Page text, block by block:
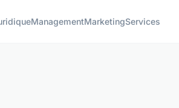
ManagementMarketingServices